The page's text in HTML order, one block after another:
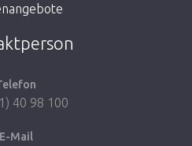
Shop
40 98 100
E-Mail